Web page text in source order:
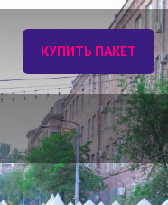
КУПИТЬ ПАКЕТ